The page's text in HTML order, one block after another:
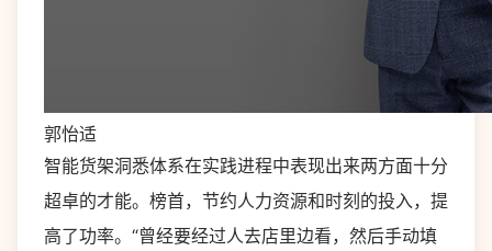
郭怡适
智能货架洞悉体系在实践进程中表现出来两方面十分
超卓的才能。榜首，节约人力资源和时刻的投入，提
高了功率。“曾经要经过人去店里边看，然后手动填